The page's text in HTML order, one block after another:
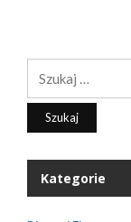
Kategorie